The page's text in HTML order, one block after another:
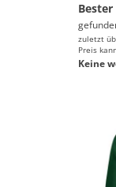
Bester
zuletzt
Preis
Keine